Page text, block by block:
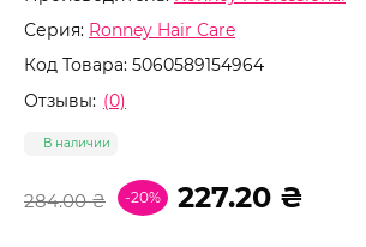
Серия: Ronney Hair Care
Код Товара: 5060589154964
Отзывы: (0)
В наличии
284.00 ₴ -20% 227.20 ₴